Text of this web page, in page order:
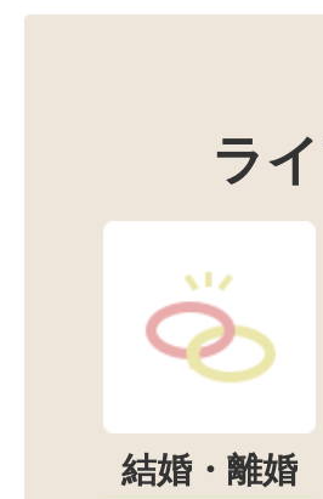
ラ
結婚・離婚